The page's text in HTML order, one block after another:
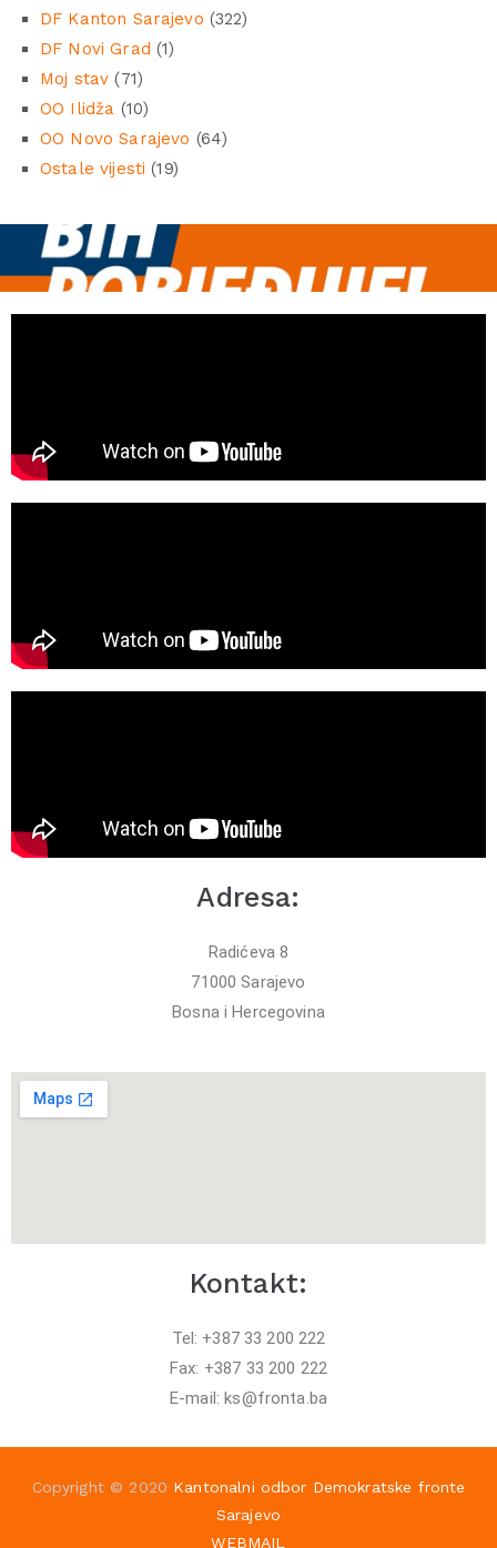
DF Kanton Sarajevo (322)
DF Novi Grad (1)
Moj stav (71)
OO Ilidža (10)
OO Novo Sarajevo (64)
Ostale vijesti (19)
Adresa:
Radićeva 8
71000 Sarajevo
Bosna i Hercegovina
Kontakt:
Tel: +387 33 200 222
Fax: +387 33 200 222
E-mail: ks@fronta.ba
Copyright © 2020 Kantonalni odbor Demokratske fronte
Sarajevo
WEBMAIL